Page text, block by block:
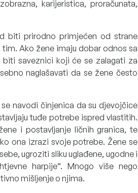
karijeristica, proračunata,
biti prirodno primjećen od strane
Ako žene imaju dobar odnos sa
saveznici koji će se zalagati za
naglašavati da se žene često
navodi činjenica da su djevojčice
tuđe potrebe ispred vlastitih.
i postavljanje ličnih granica, te
ona izrazi svoje potrebe. Žene se
ugroziti sliku uglađene, ugodne i
harpije“. Mnogo više nego
mišljenje o njima.